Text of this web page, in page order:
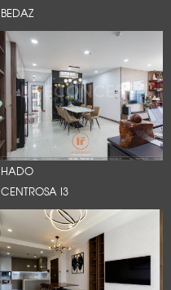
BEDAZ
HADO
CENTROSA I3